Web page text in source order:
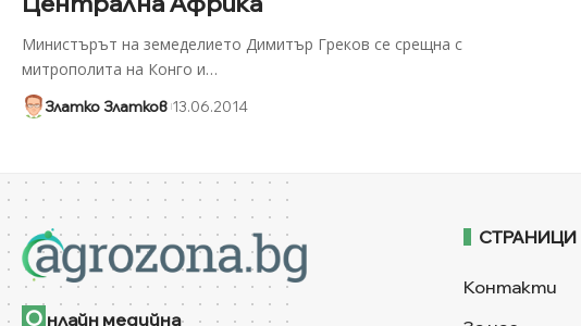
Министърът на земеделието Димитър Греков се срещна с
митрополита на Конго и…
Златко Златков 13.06.2014
О нлайн медийна
СТРАНИЦИ
Контакти